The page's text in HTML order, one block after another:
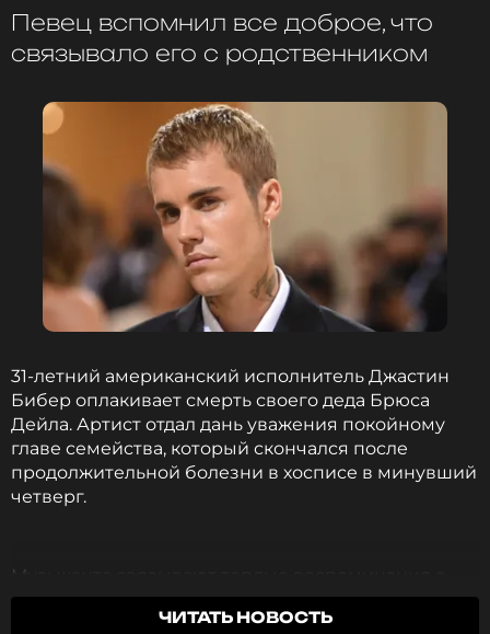
Певец вспомнил все доброе, что
связывало его с родственником
31-летний американский исполнитель Джастин
Бибер оплакивает смерть своего деда Брюса
Дейла. Артист отдал дань уважения покойному
главе семейства, который скончался после
продолжительной болезни в хосписе в минувший
четверг.
Музыканта связывают теплые воспоминания о
том, как он проводил время с дедом, который не
жалел для него ни времени, ни денег. Вместе с
ЧИТАТЬ НОВОСТЬ